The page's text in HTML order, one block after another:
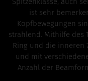
ist sehr
Kopfbewegungen
strahlend. Mithilfe des
Ring und die inneren
und mit
Anzahl der